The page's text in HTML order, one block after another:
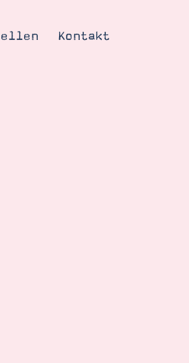
Kontakt